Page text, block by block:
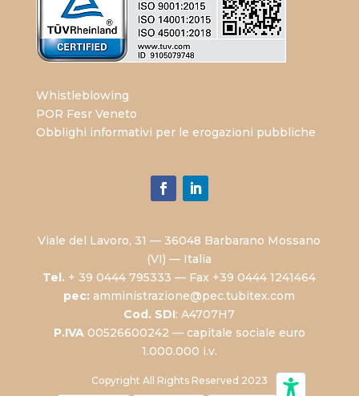
Whistleblowing
POR Fesr Veneto
Obblighi informativi per le erogazioni pubbliche
Viale del Lavoro, 31 — 36048 Barbarano Mossano
(VI) — Italia
Tel. + 39 0444 795333 — Fax +39 0444 1241464
pec: amministrazione@pec.tubitex.com
Cod. SDI: A4707H7
P.IVA00526600242 — capitale sociale euro
1.000.000 i.v.
Copyright All Rights Reserved 2023